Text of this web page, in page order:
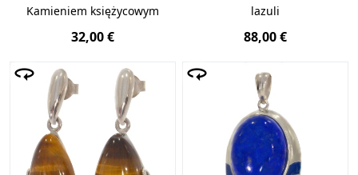
Kamieniem księżycowym
32,00 €
lazuli
88,00 €